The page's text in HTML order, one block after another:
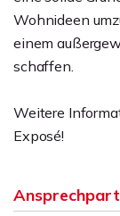
Wohnideen
einem
schaffen.
Weitere
Exposé!